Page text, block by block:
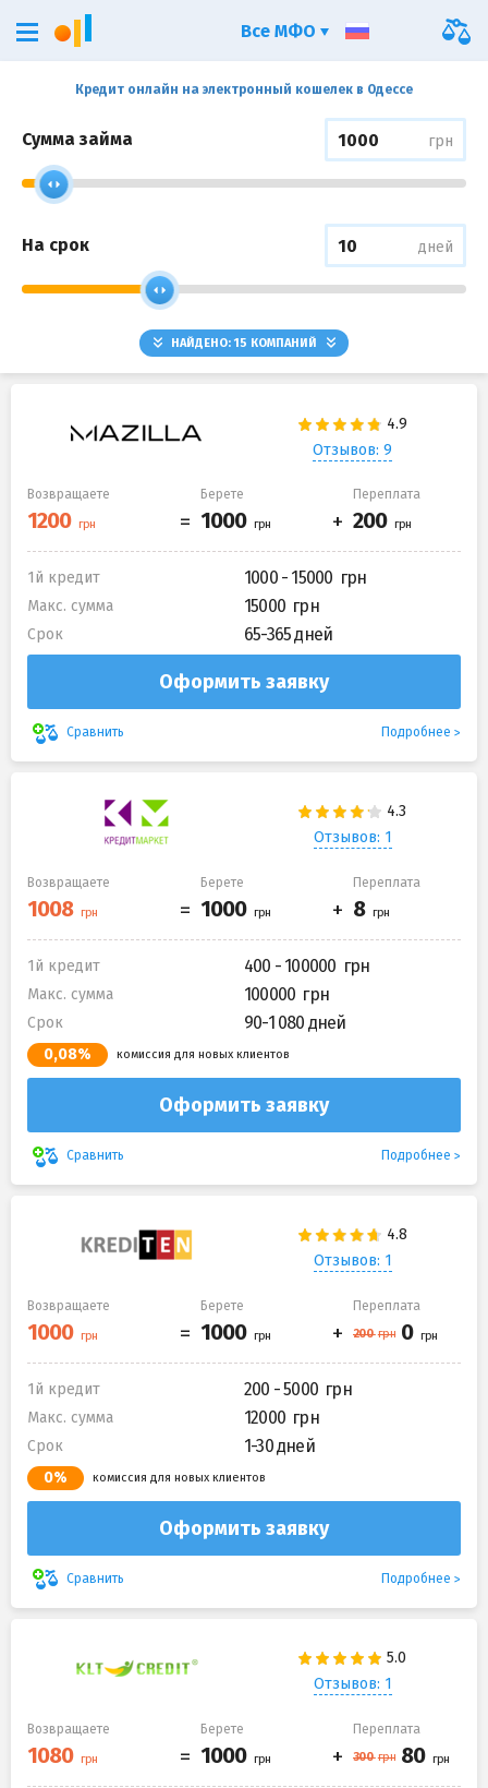
Кредит онлайн на электронный кошелек в Одессе
Сумма займа грн
На срок дней
НАЙДЕНО:15 КОМПАНИЙ
Отзывов: 9
Возвращаете Берете Переплата
1й кредит 1000 - 15000
Макс. сумма 15000
Срок 65-365 дней
Оформить заявку
Сравнить Подробнее
Отзывов: 1
Возвращаете Берете Переплата
1й кредит 400 - 100000
Макс. сумма 100000
Срок 90-1 080 дней
0,08% комиссия для новых клиентов
Оформить заявку
Сравнить Подробнее
Отзывов: 1
Возвращаете Берете Переплата
1й кредит 200 - 5000
Макс. сумма 12000
Срок 1-30 дней
0% комиссия для новых клиентов
Оформить заявку
Сравнить Подробнее
Отзывов: 1
Возвращаете Берете Переплата
Все МФО